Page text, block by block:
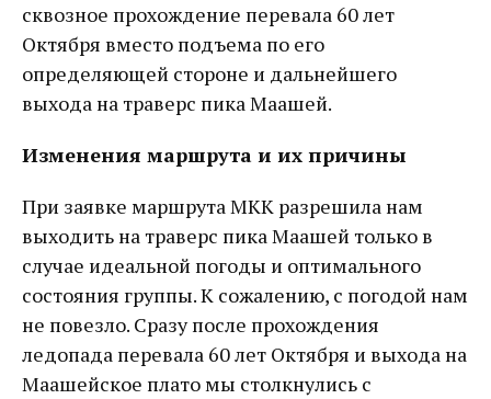
сквозное прохождение перевала 60 лет
Октября вместо подъема по его
определяющей стороне и дальнейшего
выхода на траверс пика Маашей.
Изменения маршрута и их причины
При заявке маршрута МКК разрешила нам
выходить на траверс пика Маашей только в
случае идеальной погоды и оптимального
состояния группы. К сожалению, с погодой нам
не повезло. Сразу после прохождения
ледопада перевала 60 лет Октября и выхода на
Маашейское плато мы столкнулись с